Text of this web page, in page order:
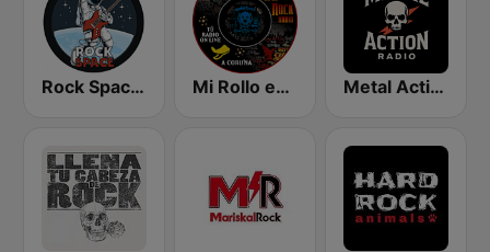
Rock Space Radio Mi Rollo es el Rock Radio Metal Action Radio